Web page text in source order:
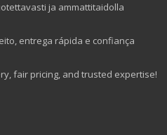
ja ammattitaidolla
entrega rápida e confiança
fair pricing, and trusted expertise!